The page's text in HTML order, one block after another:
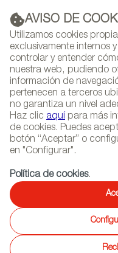
AVISO DE
Utilizamos cookies
exclusivamente internos
controlar y entender
nuestra web, pudiendo
información de
pertenecen a terceros
no garantiza un nivel
Haz clic aquí para más
de cookies. Puedes
botón “Aceptar” o
en "Configurar".
Política de cookies.
PUBLICIDAD
NEWSLETTER
AGENDA
HOMETEX